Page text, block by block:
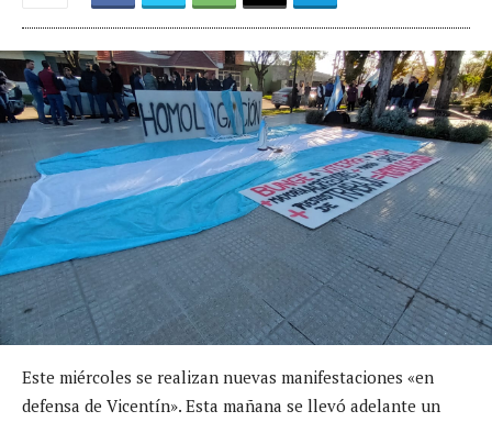
Este miércoles se realizan nuevas manifestaciones «en
defensa de Vicentín». Esta mañana se llevó adelante un